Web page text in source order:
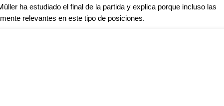
¿Qué podemos hacer?
blancas tienen que
ha estudiado el final de la partida y explica porque incluso las
relevantes en este tipo de posiciones.